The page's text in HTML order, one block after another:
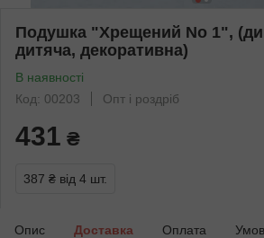
Подушка "Хрещений No 1",
дитяча, декоративна)
В наявності
Код: 00203
Опт і роздріб
431 ₴
387 ₴ від 4 шт.
Опис Доставка Оплата